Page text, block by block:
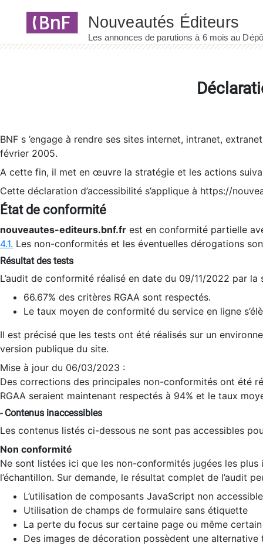
BNF s ’engage à rendre ses sites internet, intranet,
février 2005.
A cette fin, il met en œuvre la stratégie et les actions
Cette déclaration d’accessibilité s’applique à https://
État de conformité
nouveautes-editeurs.bnf.fr est en conformité partielle
4.1. Les non-conformités et les éventuelles dérogations
Résultat des tests
L’audit de conformité réalisé en date du 09/11/2022 par
66.67% des critères RGAA sont respectés.
Le taux moyen de conformité du service en ligne
Il est précisé que les tests ont été réalisés sur un
version publique du site.
Mise à jour du 06/03/2023 :
Des corrections des principales non-conformités ont été
RGAA seraient maintenant respectés à 94% et le taux
- Contenus inaccessibles
Les contenus listés ci-dessous ne sont pas accessibles
Non conformité
Ne sont listées ici que les non-conformités jugées les
l’échantillon. Sur demande, le résultat complet de l’audit
L’utilisation de composants JavaScript non
Utilisation de champs de formulaire sans étiquette
La perte du focus sur certaine page ou même
Des images de décoration possèdent une alternative